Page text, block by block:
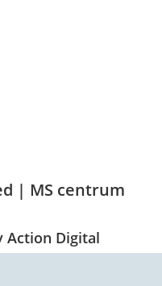
| MS centrum
Action Digital